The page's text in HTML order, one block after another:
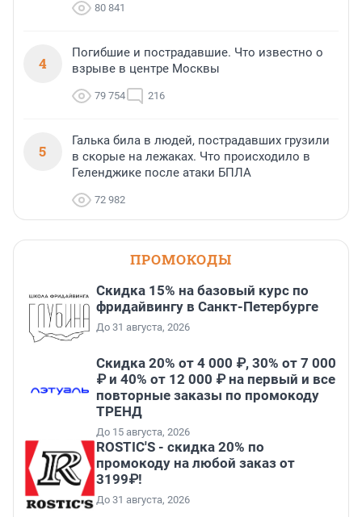
80 841
4
Погибшие и пострадавшие. Что известно о
взрыве в центре Москвы
79 754 216
5
Галька била в людей, пострадавших грузили
в скорые на лежаках. Что происходило в
Геленджике после атаки БПЛА
72 982
ПРОМОКОДЫ
Скидка 15% на базовый курс по
фридайвингу в Санкт-Петербурге
До 31 августа, 2026
Скидка 20% от 4 000 ₽, 30% от 7 000
₽ и 40% от 12 000 ₽ на первый и все
повторные заказы по промокоду
ТРЕНД
До 15 августа, 2026
ROSTIC'S - скидка 20% по
промокоду на любой заказ от
3199₽!
До 31 августа, 2026